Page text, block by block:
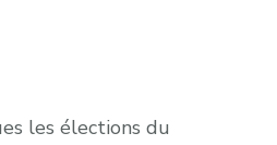
les élections du